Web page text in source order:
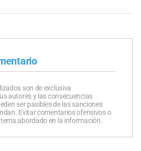
son de exclusiva
autores y las consecuencias
ser pasibles de las sanciones
Evitar comentarios ofensivos o
abordado en la información.